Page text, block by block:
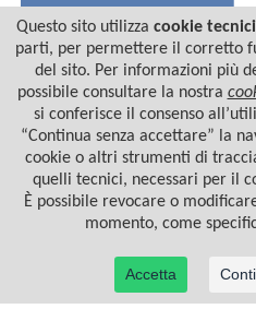
DIVENTARE GENITORI
Questo sito utilizza cookie tecnici
parti, per permettere il corretto
del sito. Per informazioni più
possibile consultare la nostra
si conferisce il consenso
“Continua senza accettare” la
cookie o altri strumenti di
quelli tecnici, necessari per il
È possibile revocare o
momento, come
Accetta